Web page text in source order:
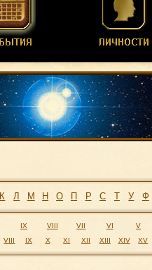
К Л М Н О П Р С Т У Ф
IX VIII VII VI
V
VIII IX X XI XII XIII XIV XV